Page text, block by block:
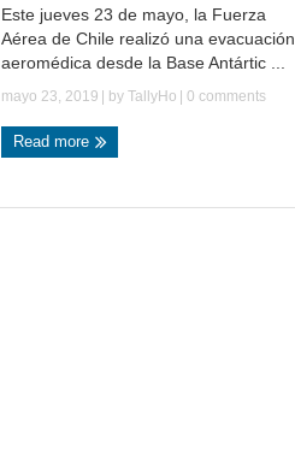
Este jueves 23 de mayo, la Fuerza
Aérea de Chile realizó una evacuación
aeromédica desde la Base Antártic ...
mayo 23, 2019 | by TallyHo 0 comments
Read more